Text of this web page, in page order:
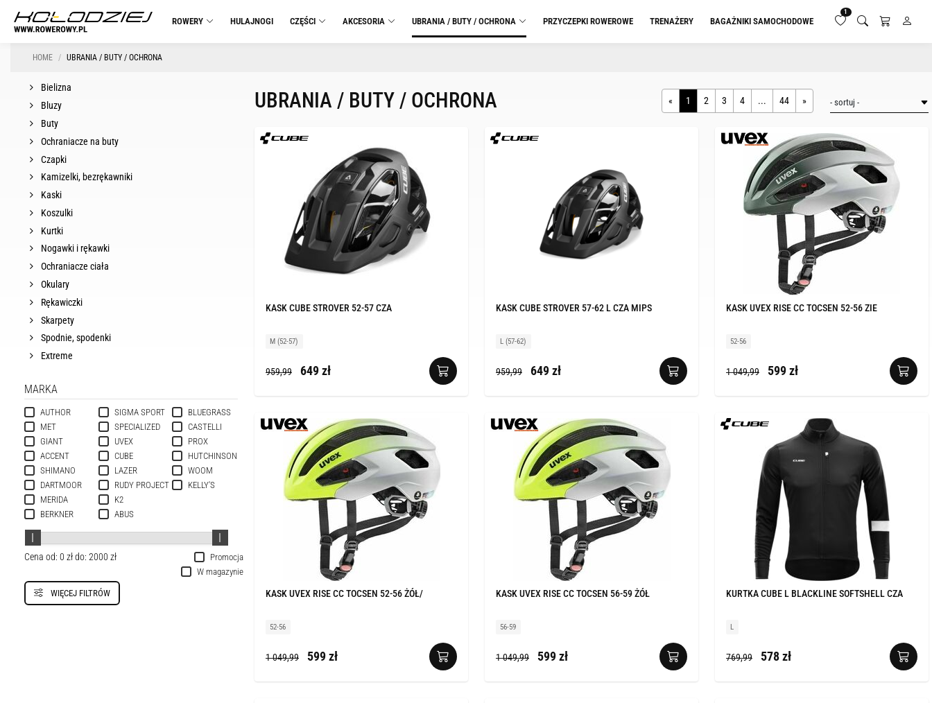
ROWERY HULAJNOGI CZĘŚCI AKCESORIA UBRANIA / BUTY / OCHRONA PRZYCZEPKI ROWEROWE TRENAŻERY BAGAŻNIKI SAMOCHODOWE
1
HOME UBRANIA / BUTY / OCHRONA
Bielizna
Bluzy
Buty
Ochraniacze na buty
Czapki
Kamizelki, bezrękawniki
Kaski
Koszulki
Kurtki
Nogawki i rękawki
Ochraniacze ciała
Okulary
Rękawiczki
Skarpety
Spodnie, spodenki
Extreme
MARKA
AUTHOR
MET
GIANT
ACCENT
SHIMANO
DARTMOOR
MERIDA
BERKNER
SIGMA SPORT
SPECIALIZED
UVEX
CUBE
LAZER
RUDY PROJECT
K2
ABUS
BLUEGRASS
CASTELLI
PROX
HUTCHINSON
WOOM
KELLY'S
Promocja
Cena od: 0 złdo: 2000 zł
W magazynie
WIĘCEJ FILTRÓW
UBRANIA / BUTY / OCHRONA « 1 2 3 4 ... 44 »
KASK CUBE STROVER 52-57 CZA
M (52-57)
959,99 649 zł
KASK CUBE STROVER 57-62 L CZA MIPS
L (57-62)
959,99 649 zł
KASK UVEX RISE CC TOCSEN 52-56 ZIE
52-56
1 049,99 599 zł
KASK UVEX RISE CC TOCSEN 52-56 ŻÓŁ/
52-56
1 049,99 599 zł
KASK UVEX RISE CC TOCSEN 56-59 ŻÓŁ
56-59
1 049,99 599 zł
KURTKA CUBE L BLACKLINE SOFTSHELL CZA
L
769,99 578 zł